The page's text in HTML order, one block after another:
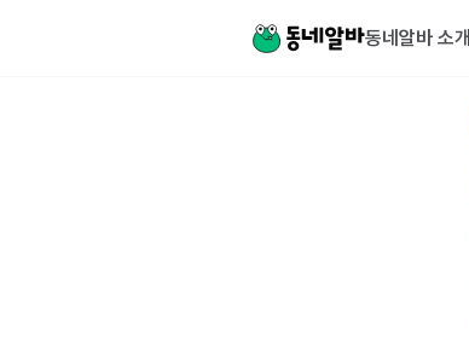
동네알바 소개